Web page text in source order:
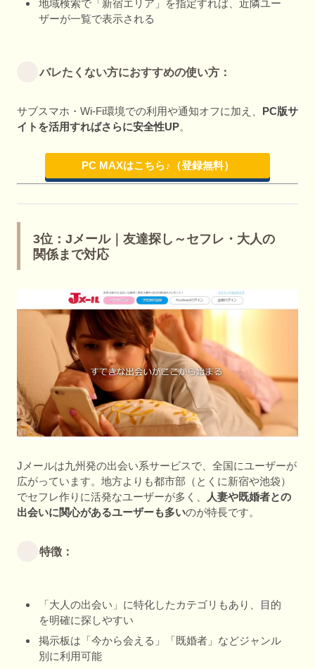
地域検索で「新宿エリア」を指定すれば、近隣ユー
ザーが一覧で表示される
バレたくない方におすすめの使い方：
サブスマホ・Wi-Fi環境での利用や通知オフに加え、 PC版サ
イトを活用すればさらに安全性UP。
PC MAXはこちら♪（登録無料）
3位：Jメール｜友達探し～セフレ・大人の
関係まで対応
Jメールは九州発の出会い系サービスで、全国にユーザーが
広がっています。地方よりも都市部（とくに新宿や池袋）
でセフレ作りに活発なユーザーが多く、
人妻や既婚者との
出会いに関心があるユーザーも多いのが特長です。
特徴：
「大人の出会い」に特化したカテゴリもあり、目的
を明確に探しやすい
掲示板は「今から会える」「既婚者」などジャンル
別に利用可能